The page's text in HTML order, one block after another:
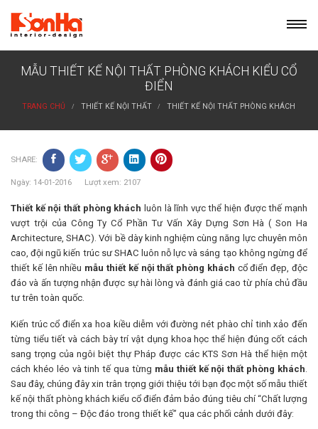
content
MẪU THIẾT KẾ NỘI THẤT PHÒNG KHÁCH KIỂU CỔ
ĐIỂN
TRANG CHỦ THIẾT KẾ NỘI THẤT THIẾT KẾ NỘI THẤT PHÒNG KHÁCH
SHARE:
Ngày: 14-01-2016 Lượt xem: 2107
Thiết kế nội thất phòng khách luôn là lĩnh vực thể hiện được thế mạnh
vượt trội của Công Ty Cổ Phần Tư Vấn Xây Dựng Sơn Hà ( Son Ha
Architecture, SHAC). Với bề dày kinh nghiệm cùng năng lực chuyên môn
cao, đội ngũ kiến trúc sư SHAC luôn nỗ lực và sáng tạo không ngừng để
thiết kế lên nhiều mẫu thiết kế nội thất phòng khách cổ điển đẹp, độc
đáo và ấn tượng nhận được sự hài lòng và đánh giá cao từ phía chủ đầu
tư trên toàn quốc.
Kiến trúc cổ điển xa hoa kiều diễm với đường nét phào chỉ tinh xảo đến
từng tiểu tiết và cách bày trí vật dụng khoa học thể hiện đúng cốt cách
sang trọng của ngôi biệt thự Pháp được các KTS Sơn Hà thể hiện một
cách khéo léo và tinh tế qua từng mẫu thiết kế nội thất phòng khách.
Sau đây, chúng đây xin trân trọng giới thiệu tới bạn đọc một số mẫu thiết
kế nội thất phòng khách kiểu cổ điển đảm bảo đúng tiêu chí “Chất lượng
trong thi công – Độc đáo trong thiết kế” qua các phối cảnh dưới đây: